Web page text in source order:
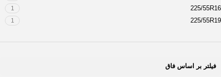
225/55R16
1
225/55R19
1
235/70R16
فیلتر بر اساس فاق